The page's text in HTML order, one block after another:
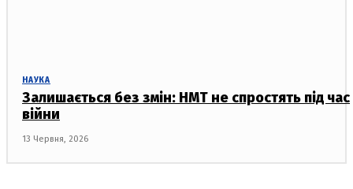
НАУКА
Залишається без змін: НМТ не спростять під час
війни
13 Червня, 2026